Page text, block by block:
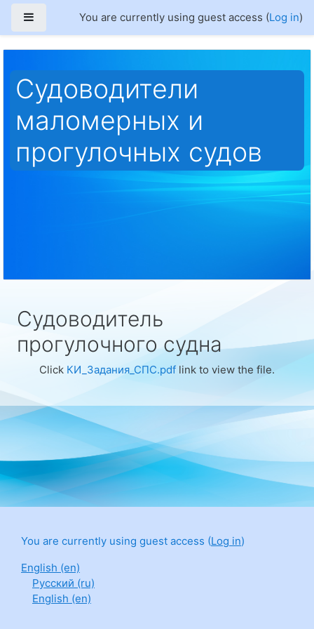
Skip to main content
Side panelYou are currently using guest access (Log in)
Судоводители
маломерных и
прогулочных судов
Перечни тестовых заданий
Квалификационные испытания в МКК
Судоводитель
прогулочного судна
Click КИ_Задания_СПС.pdf link to view the file.
You are currently using guest access (Log in)
English ‎(en)‎
Русский ‎(ru)‎
English ‎(en)‎